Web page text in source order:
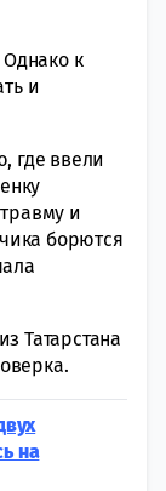
к
и
где ввели
и
борются
Татарстана
на